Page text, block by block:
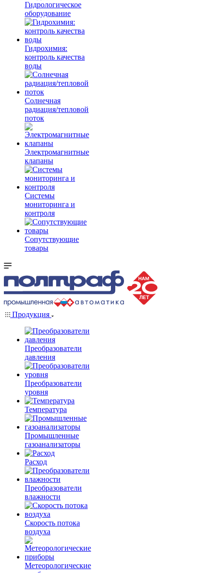
Гидрологическое
оборудование
Гидрохимия:
контроль качества
воды
Солнечная
радиация/тепловой
поток
Электромагнитные
клапаны
Системы
мониторинга и
контроля
Сопутствующие
товары
Продукция
Преобразователи
давления
Преобразователи
уровня
Температура
Промышленные
газоанализаторы
Расход
Преобразователи
влажности
Скорость потока
воздуха
Метеорологические